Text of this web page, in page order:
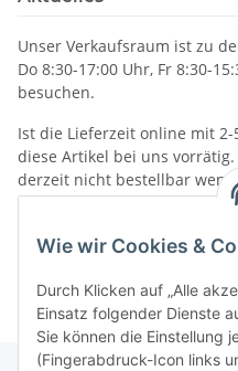
Wie wir Cookies &
Durch Klicken auf „Alle
Einsatz folgender Dienste
Sie können die Einstellung
(Fingerabdruck-Icon links
Unser Verkaufsraum ist zu
Do 8:30-17:00 Uhr, Fr 8:30-
besuchen.
Ist die Lieferzeit online mit
diese Artikel bei uns
derzeit nicht bestellbar
Liefertermine haben.
Informationen